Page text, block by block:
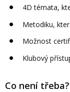
4D témata,
Metodiku,
Možnost
Klubový
Co není třeba?